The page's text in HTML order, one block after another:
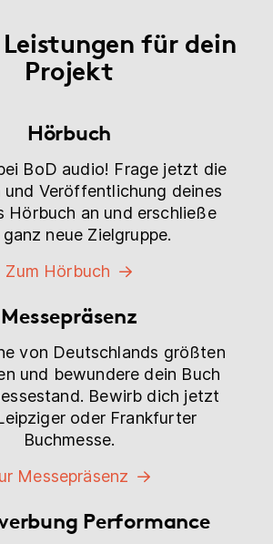
für dein
Projekt
Hörbuch
BoD audio! Frage jetzt die
und Veröffentlichung deines
Hörbuch an und erschließe
ganz neue Zielgruppe.
Zum Hörbuch
Messepräsenz
von Deutschlands größten
und bewundere dein Buch
Bewirb dich jetzt
oder Frankfurter
Buchmesse.
Messepräsenz
Performance